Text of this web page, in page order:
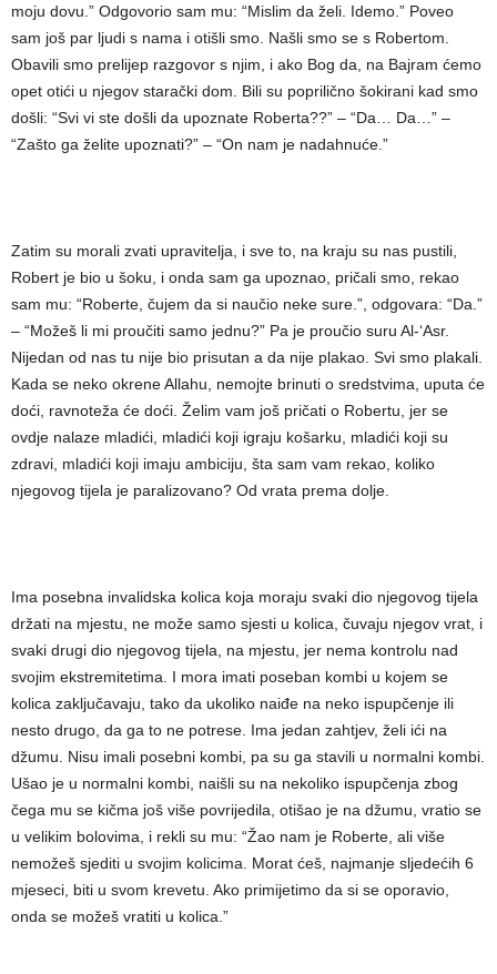
moju dovu.” Odgovorio sam mu: “Mislim da želi. Idemo.” Poveo
sam još par ljudi s nama i otišli smo. Našli smo se s Robertom.
Obavili smo prelijep razgovor s njim, i ako Bog da, na Bajram ćemo
opet otići u njegov starački dom. Bili su poprilično šokirani kad smo
došli: “Svi vi ste došli da upoznate Roberta??” – “Da… Da…” –
“Zašto ga želite upoznati?” – “On nam je nadahnuće.”
Zatim su morali zvati upravitelja, i sve to, na kraju su nas pustili,
Robert je bio u šoku, i onda sam ga upoznao, pričali smo, rekao
sam mu: “Roberte, čujem da si naučio neke sure.”, odgovara: “Da.”
– “Možeš li mi proučiti samo jednu?” Pa je proučio suru Al-‘Asr.
Nijedan od nas tu nije bio prisutan a da nije plakao. Svi smo plakali.
Kada se neko okrene Allahu, nemojte brinuti o sredstvima, uputa će
doći, ravnoteža će doći. Želim vam još pričati o Robertu, jer se
ovdje nalaze mladići, mladići koji igraju košarku, mladići koji su
zdravi, mladići koji imaju ambiciju, šta sam vam rekao, koliko
njegovog tijela je paralizovano? Od vrata prema dolje.
Ima posebna invalidska kolica koja moraju svaki dio njegovog tijela
držati na mjestu, ne može samo sjesti u kolica, čuvaju njegov vrat, i
svaki drugi dio njegovog tijela, na mjestu, jer nema kontrolu nad
svojim ekstremitetima. I mora imati poseban kombi u kojem se
kolica zaključavaju, tako da ukoliko naiđe na neko ispupčenje ili
nesto drugo, da ga to ne potrese. Ima jedan zahtjev, želi ići na
džumu. Nisu imali posebni kombi, pa su ga stavili u normalni kombi.
Ušao je u normalni kombi, naišli su na nekoliko ispupčenja zbog
čega mu se kičma još više povrijedila, otišao je na džumu, vratio se
u velikim bolovima, i rekli su mu: “Žao nam je Roberte, ali više
nemožeš sjediti u svojim kolicima. Morat ćeš, najmanje sljedećih 6
mjeseci, biti u svom krevetu. Ako primijetimo da si se oporavio,
onda se možeš vratiti u kolica.”